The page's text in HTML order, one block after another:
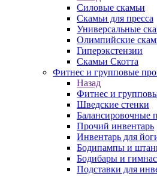
Силовые скамьи
Скамьи для пресса
Универсальные
Олимпийские
Гиперэкстензии
Скамьи Скотта
Фитнес и групповые
Назад
Фитнес и
Шведские стенки
Балансировочные
Прочий инвентарь
Инвентарь для
Бодипампы и
Бодибары и
Подставки для